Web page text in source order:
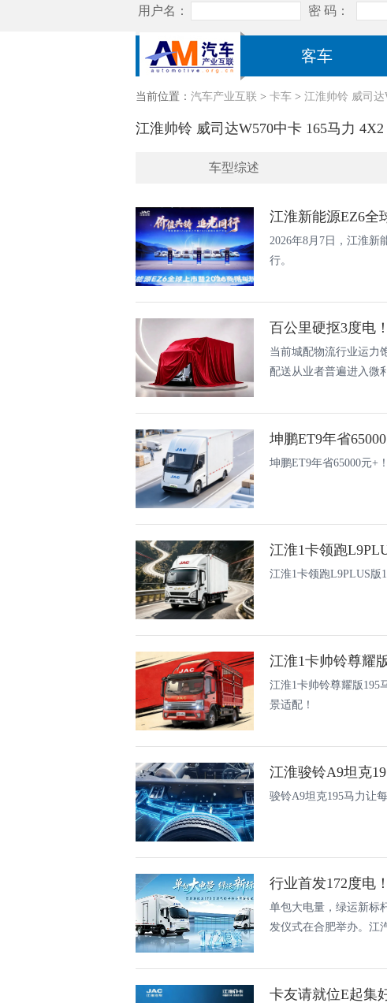
客车
当前位置： 汽车产业互联 > 卡车 > 江淮帅铃 威司达
江淮帅铃 威司达W570中卡 165马力
车型综述
江淮新能源EZ6全
2026年8月7日，江淮新
行。
百公里硬抠3度电
当前城配物流行业运力
配送从业者普遍进入微
坤鹏ET9年省65000元+
江淮1卡领跑L9PLUS版
江淮1卡帅铃尊耀版195
景适配！
骏铃A9坦克195马力让
单包大电量，绿运新标
发仪式在合肥举办。江